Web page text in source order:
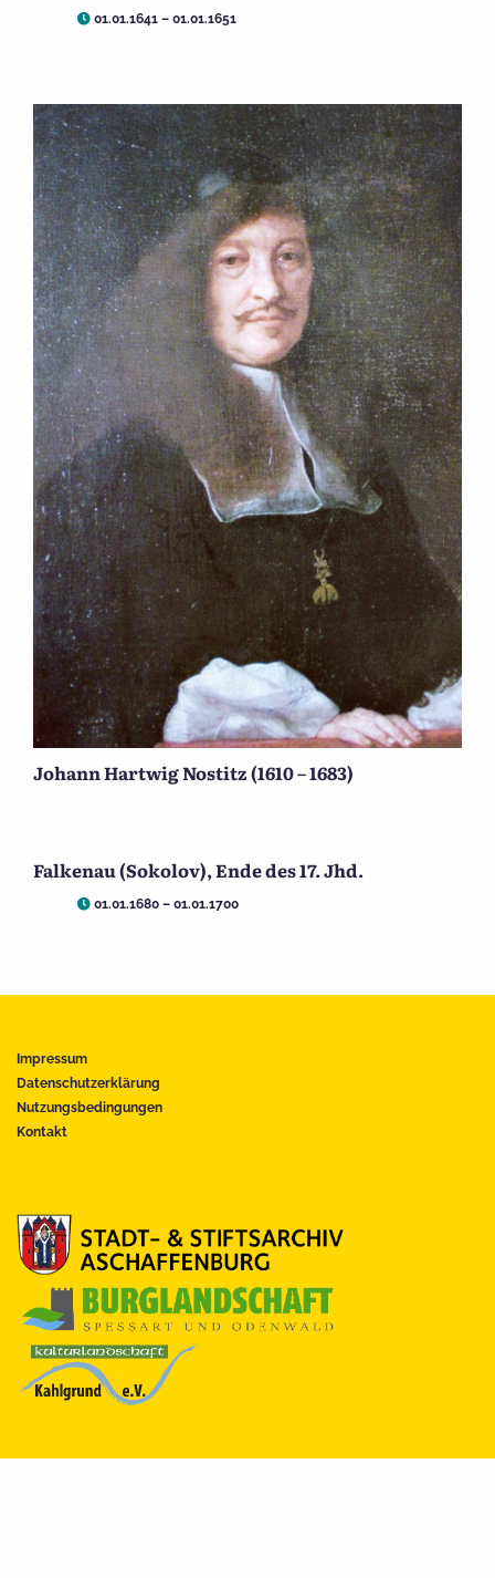
01.01.1641 – 01.01.1651
Johann Hartwig Nostitz (1610 – 1683)
Falkenau (Sokolov), Ende des 17. Jhd.
01.01.1680 – 01.01.1700
Impressum
Datenschutzerklärung
Nutzungsbedingungen
Kontakt